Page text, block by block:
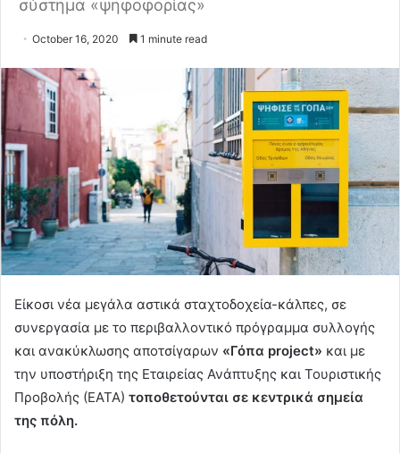
σύστημα «ψηφοφορίας»
October 16, 2020 1 minute read
Είκοσι νέα μεγάλα αστικά σταχτοδοχεία-κάλπες, σε
συνεργασία με το περιβαλλοντικό πρόγραμμα συλλογής
και ανακύκλωσης αποτσίγαρων «Γόπα project» και με
την υποστήριξη της Εταιρείας Ανάπτυξης και Τουριστικής
Προβολής (ΕΑΤΑ) τοποθετούνται σε κεντρικά σημεία
της πόλη.